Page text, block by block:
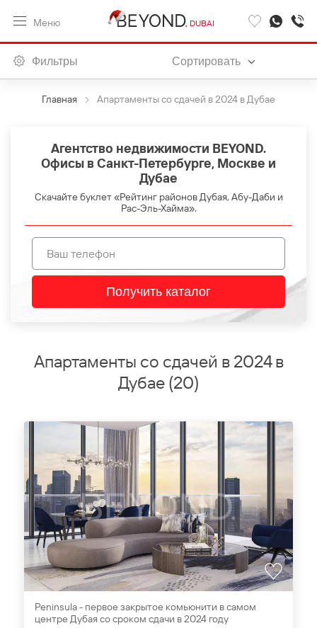
Меню DUBAI
Фильтры Сортировать
Главная Апартаменты со сдачей в 2024 в Дубае
Агентство недвижимости BEYOND.
Офисы в Санкт-Петербурге, Москве и
Дубае
Скачайте буклет «Рейтинг районов Дубая, Абу-Даби и
Рас-Эль-Хайма».
Получить каталог
Апартаменты со сдачей в 2024 в
Дубае (20)
Peninsula - первое закрытое комьюнити в самом
центре Дубая со сроком сдачи в 2024 году